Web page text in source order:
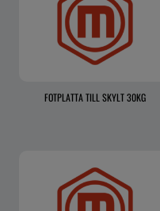
FOTPLATTA TILL SKYLT 30KG